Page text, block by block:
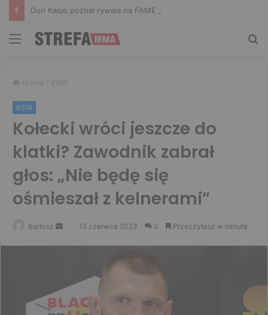
Menu
Home / KSW
KSW
Kołecki wróci jeszcze do
klatki? Zawodnik zabrał
głos: „Nie będę się
ośmieszał z kelnerami”
Bartosz
Send 15 czerwca 2023 0 Przeczytasz w minutę